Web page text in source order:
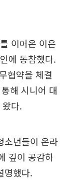
이어온 이은
에 동참했다.
협약을 체결
해 시니어 대
다.
소년들이 온라
깊이 공감하
명했다.